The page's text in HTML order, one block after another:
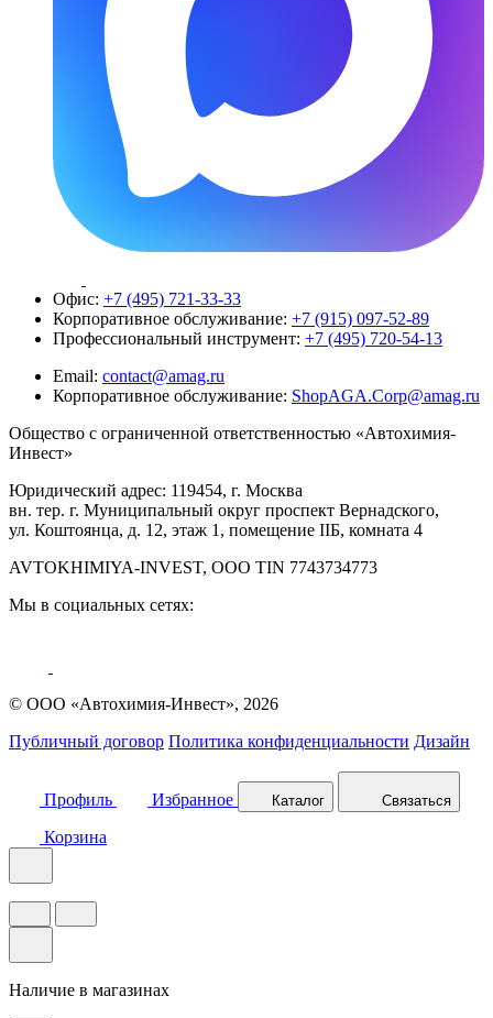
Офис: +7 (495) 721-33-33
Корпоративное обслуживание: +7 (915) 097-52-89
Профессиональный инструмент: +7 (495) 720-54-13
Email: contact@amag.ru
Корпоративное обслуживание: ShopAGA.Corp@amag.ru
Общество с ограниченной ответственностью «Автохимия-
Инвест»
Юридический адрес: 119454, г. Москва
вн. тер. г. Муниципальный округ проспект Вернадского,
ул. Коштоянца, д. 12, этаж 1, помещение IIБ, комната 4
AVTOKHIMIYA-INVEST, OOO TIN 7743734773
Мы в социальных сетях:
© ООО «Автохимия-Инвест», 2026
Публичный договор Политика конфиденциальности Дизайн
Профиль Избранное Каталог Связаться
Корзина
Наличие в магазинах